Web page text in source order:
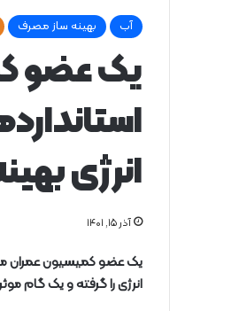
آب بهینه ساز مصرف
یک عضو
انرژی
آذر ۱۵, ۱۴۰۱
یک عضو کمیسیون عمران
انرژی را گرفته و یک گام